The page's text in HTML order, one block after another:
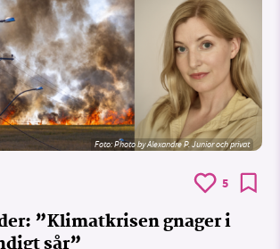
Foto:Photo by Alexandre P. Junior och privat
5
”Klimatkrisen gnager i